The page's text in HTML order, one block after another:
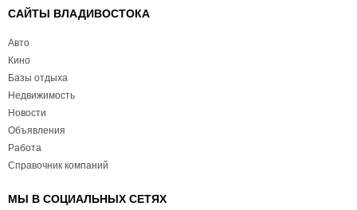
САЙТЫ ВЛАДИВОСТОКА
Авто
Кино
Базы отдыха
Недвижимость
Новости
Объявления
Работа
Справочник компаний
МЫ В СОЦИАЛЬНЫХ СЕТЯХ